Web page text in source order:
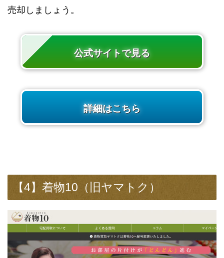
売却しましょう。
公式サイトで見る
詳細はこちら
【4】着物10（旧ヤマトク）